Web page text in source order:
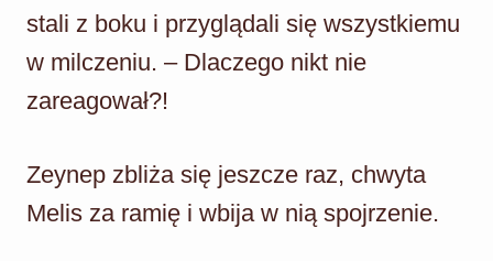
stali z boku i przyglądali się wszystkiemu
w milczeniu. – Dlaczego nikt nie
zareagował?!
Zeynep zbliża się jeszcze raz, chwyta
Melis za ramię i wbija w nią spojrzenie.